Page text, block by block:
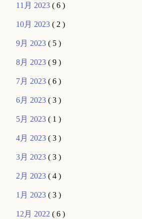
11月 2023( 6 )
10月 2023( 2 )
9月 2023( 5 )
8月 2023( 9 )
7月 2023( 6 )
6月 2023( 3 )
5月 2023( 1 )
4月 2023( 3 )
3月 2023( 3 )
2月 2023( 4 )
1月 2023( 3 )
12月 2022( 6 )